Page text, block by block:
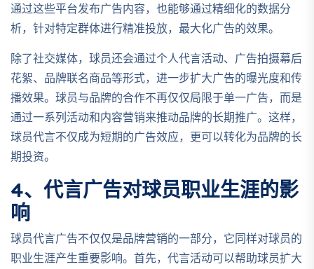
通过这些平台发布广告内容，也能够通过精细化的数据分
析，针对特定群体进行精准投放，最大化广告的效果。
除了社交媒体，球员还会通过个人代言活动、广告拍摄幕后
花絮、品牌联名商品等形式，进一步扩大广告的曝光度和传
播效果。球员与品牌的合作不再仅仅局限于单一广告，而是
通过一系列活动和内容营销来推动品牌的长期推广。这样，
球员代言不仅成为短期的广告效应，更可以转化为品牌的长
期投资。
4、代言广告对球员职业生涯的影
响
球员代言广告不仅仅是品牌营销的一部分，它同样对球员的
职业生涯产生重要影响。首先，代言活动可以帮助球员扩大